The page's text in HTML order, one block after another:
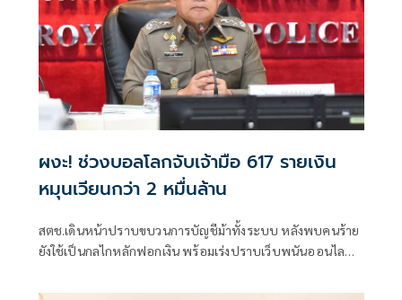
ผงะ! ช่วงบอลโลกจับเจ้ามือ 617 รายเงิน
หมุนเวียนกว่า 2 หมื่นล้าน
สตช.เดินหน้าปราบขบวนการบัญชีม้าทั้งระบบ หลังพบคนร้าย
ยังใช้เป็นกลไกหลักฟอกเงิน พร้อมเร่งปราบเว็บพนันออนไลน์
หมุนเวียนกว่า 2 หมื่นล้าน